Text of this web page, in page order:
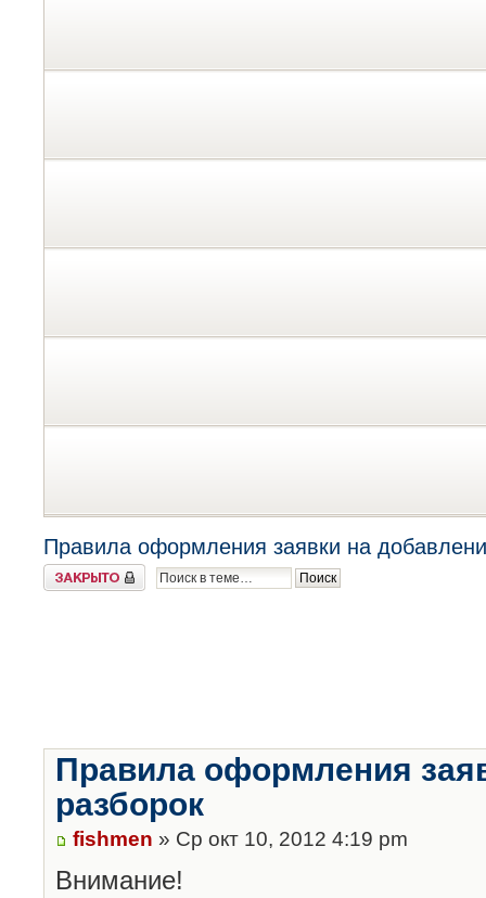
Правила оформления заявки на
Закрыто
Правила оформления
разборок
fishmen » Ср окт 10, 2012 4:19 pm
Внимание!